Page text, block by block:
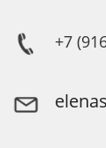
+7